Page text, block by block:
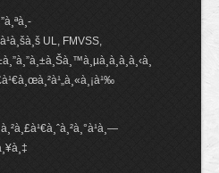
UL, FMVSS,